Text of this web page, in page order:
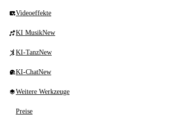
Videoeffekte
KI MusikNew
KI-TanzNew
KI-ChatNew
Weitere Werkzeuge
Preise